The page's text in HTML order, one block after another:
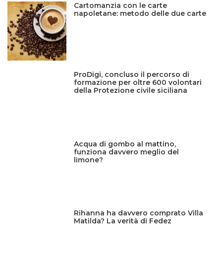
Cartomanzia con le carte
napoletane: metodo delle due carte
ProDigi, concluso il percorso di
formazione per oltre 600 volontari
della Protezione civile siciliana
Acqua di gombo al mattino,
funziona davvero meglio del
limone?
Rihanna ha davvero comprato Villa
Matilda? La verità di Fedez